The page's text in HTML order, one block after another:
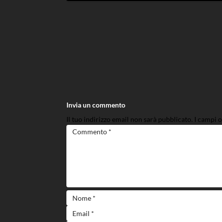
Invia un commento
Il tuo indirizzo email non sarà pubblicato. I campi